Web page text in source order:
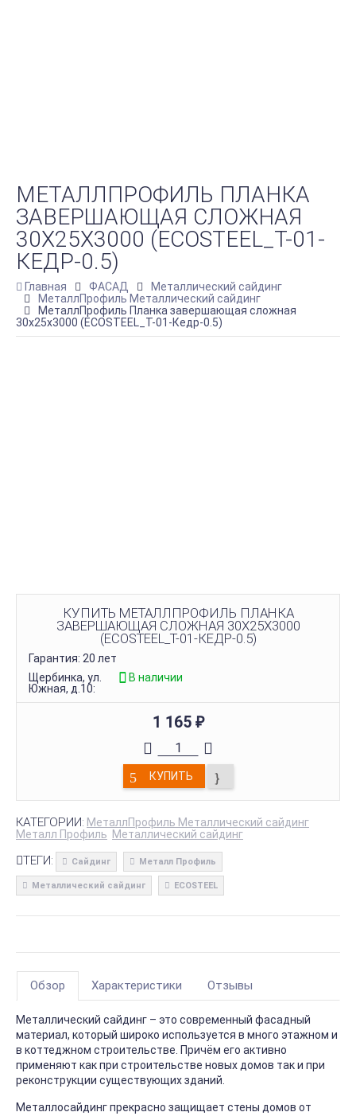
МЕТАЛЛПРОФИЛЬ ПЛАНКА
ЗАВЕРШАЮЩАЯ СЛОЖНАЯ
30Х25Х3000 (ECOSTEEL_T-01-
КЕДР-0.5)
Главная ФАСАД
Металлический сайдинг
МеталлПрофиль Металлический сайдинг
МеталлПрофиль Планка завершающая сложная
30х25х3000 (ECOSTEEL_T-01-Кедр-0.5)
КУПИТЬ МЕТАЛЛПРОФИЛЬ ПЛАНКА
ЗАВЕРШАЮЩАЯ СЛОЖНАЯ 30Х25Х3000
(ECOSTEEL_T-01-КЕДР-0.5)
Гарантия: 20 лет
Щербинка, ул.
Южная, д.10:
В наличии
1 165 ₽
КУПИТЬ
КАТЕГОРИИ: МеталлПрофиль Металлический сайдинг
Металл Профиль Металлический сайдинг
ТЕГИ: Сайдинг Металл Профиль
Металлический сайдинг ECOSTEEL
Обзор Характеристики Отзывы
Металлический сайдинг – это современный фасадный
материал, который широко используется в много этажном и
в коттеджном строительстве. Причём его активно
применяют как при строительстве новых домов так и при
реконструкции существующих зданий.
Металлосайдинг прекрасно защищает стены домов от